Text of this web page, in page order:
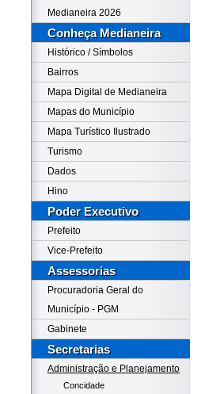
Medianeira 2026
Conheça Medianeira
Histórico / Símbolos
Bairros
Mapa Digital de Medianeira
Mapas do Município
Mapa Turístico Ilustrado
Turismo
Dados
Hino
Poder Executivo
Prefeito
Vice-Prefeito
Assessorias
Procuradoria Geral do
Município - PGM
Gabinete
Secretarias
Administração e Planejamento
Concidade